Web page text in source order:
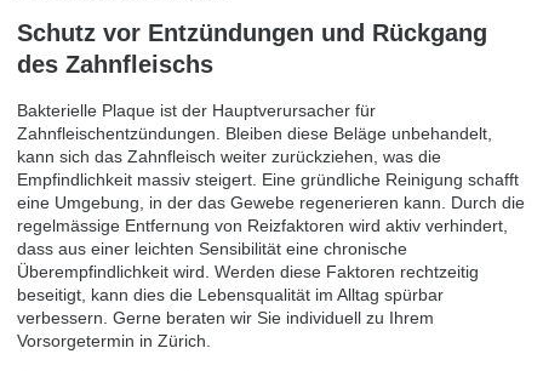
Schutz vor Entzündungen und Rückgang
des Zahnfleischs
Bakterielle Plaque ist der Hauptverursacher für
Zahnfleischentzündungen. Bleiben diese Beläge unbehandelt,
kann sich das Zahnfleisch weiter zurückziehen, was die
Empfindlichkeit massiv steigert. Eine gründliche Reinigung schafft
eine Umgebung, in der das Gewebe regenerieren kann. Durch die
regelmässige Entfernung von Reizfaktoren wird aktiv verhindert,
dass aus einer leichten Sensibilität eine chronische
Überempfindlichkeit wird. Werden diese Faktoren rechtzeitig
beseitigt, kann dies die Lebensqualität im Alltag spürbar
verbessern. Gerne beraten wir Sie individuell zu Ihrem
Vorsorgetermin in Zürich.